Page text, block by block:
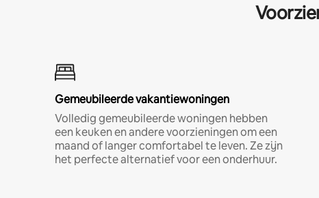
Gemeubileerde vakantiewoningen
Volledig gemeubileerde woningen hebben
een keuken en andere voorzieningen om een
maand of langer comfortabel te leven. Ze zijn
het perfecte alternatief voor een onderhuur.